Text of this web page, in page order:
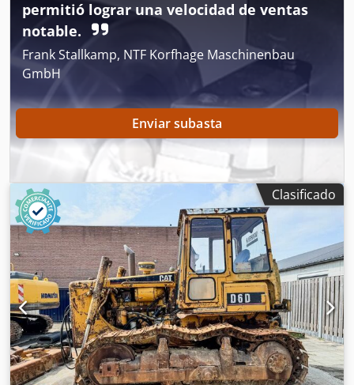
información.
permitió lograr una velocidad de ventas
notable.
Frank Stallkamp, NTF Korfhage Maschinenbau
GmbH
Enviar subasta
Clasificado